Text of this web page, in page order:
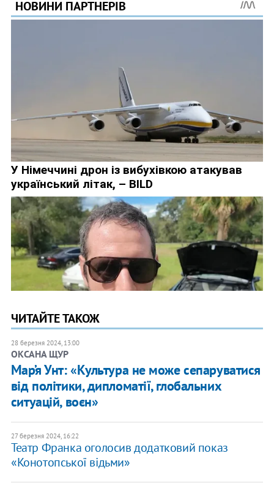
ЧИТАЙТЕ ТАКОЖ
28 березня 2024, 13:00
ОКСАНА ЩУР
Мар’я Унт: «Культура не може сепаруватися
від політики, дипломатії, глобальних
ситуацій, воєн»
27 березня 2024, 16:22
Театр Франка оголосив додатковий показ
«Конотопської відьми»